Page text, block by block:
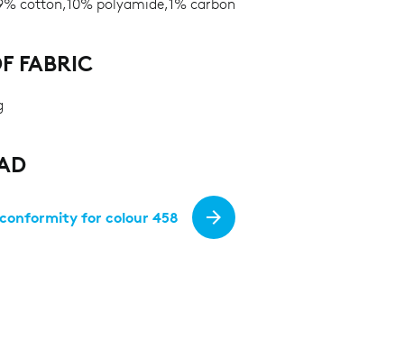
cotton,10% polyamide,1% carbon
FABRIC
for colour 458